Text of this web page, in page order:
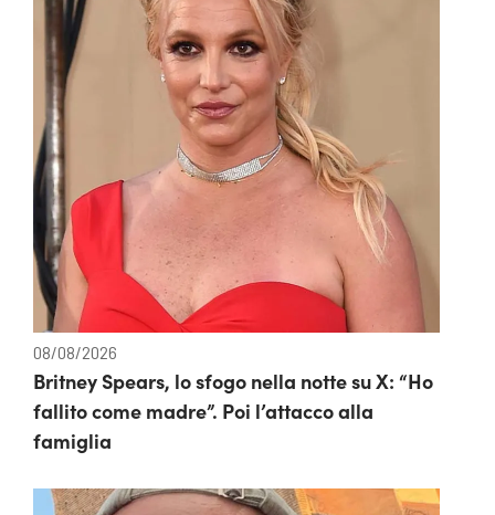
08/08/2026
Britney Spears, lo sfogo nella notte su X: “Ho
fallito come madre”. Poi l’attacco alla
famiglia